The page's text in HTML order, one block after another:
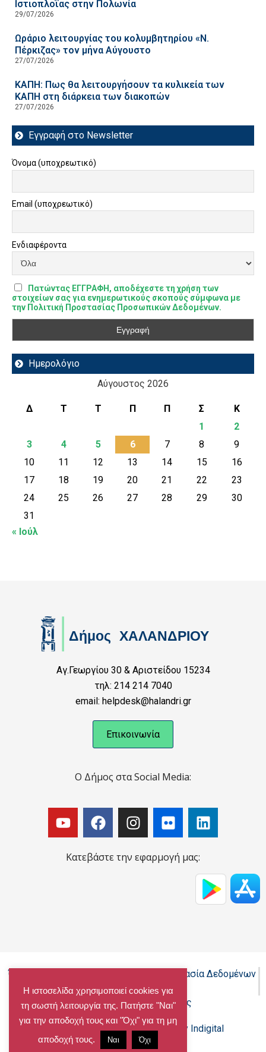
Ιστιοπλοΐας στην Πολωνία
29/07/2026
Ωράριο λειτουργίας του κολυμβητηρίου «Ν.
Πέρκιζας» τον μήνα Αύγουστο
27/07/2026
ΚΑΠΗ: Πως θα λειτουργήσουν τα κυλικεία των
ΚΑΠΗ στη διάρκεια των διακοπών
27/07/2026
Εγγραφή στο Newsletter
Όνομα (υποχρεωτικό)
Email (υποχρεωτικό)
Ενδιαφέροντα
Πατώντας ΕΓΓΡΑΦΗ, αποδέχεστε τη χρήση των
στοιχείων σας για ενημερωτικούς σκοπούς σύμφωνα με
την Πολιτική Προστασίας Προσωπικών Δεδομένων.
Ημερολόγιο
Αύγουστος 2026
Δ Τ Τ Π Π Σ
Κ
1
2
3
4 5 6 7 8
9
10
11 12 13 14 15
16
17
18 19 20 21 22
23
24
25 26 27 28 29
30
31
« Ιούλ
Αγ.Γεωργίου 30 & Αριστείδου 15234
τηλ: 214 214 7040
email: helpdesk@halandri.gr
Επικοινωνία
Ο Δήμος στα Social Media:
Κατεβάστε την εφαρμογή μας:
Όροι Χρήσης - Πολιτική Cookies - Προστασία Δεδομένων
Προσωπικού Χαρακτήρα
Δήλωση προσβασιμότητας
Copyright@chalandri.grPowered by Indigital
Η ιστοσελίδα χρησιμοποιεί cookies για
τη σωστή λειτουργία της. Πατήστε "Ναι"
για την αποδοχή τους και "Όχι" για τη μη
αποδοχή τους.
Ναι Όχι